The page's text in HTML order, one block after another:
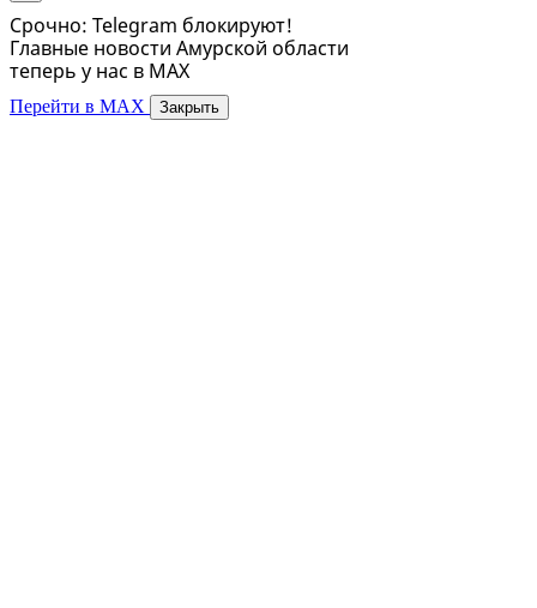
Срочно: Telegram блокируют!
Главные новости Амурской области
теперь у нас в MAX
Перейти в MAX Закрыть